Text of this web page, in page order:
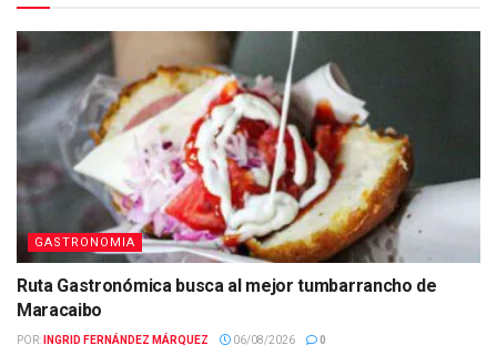
GASTRONOMIA
Ruta Gastronómica busca al mejor tumbarrancho de
Maracaibo
POR: INGRID FERNÁNDEZ MÁRQUEZ 06/08/2026 0